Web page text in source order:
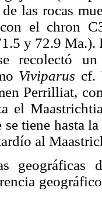
las rocas
el chron
y 72.9 Ma.).
recolectó
Viviparus cf.
Perrilliat,
el
tiene hasta
al